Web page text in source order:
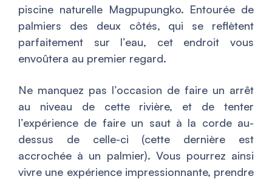
piscine naturelle Magpupungko. Entourée de
palmiers des deux côtés, qui se reflètent
parfaitement sur l’eau, cet endroit vous
envoûtera au premier regard.
Ne manquez pas l’occasion de faire un arrêt
au niveau de cette rivière, et de tenter
l’expérience de faire un saut à la corde au-
dessus de celle-ci (cette dernière est
accrochée à un palmier). Vous pourrez ainsi
vivre une expérience impressionnante, prendre